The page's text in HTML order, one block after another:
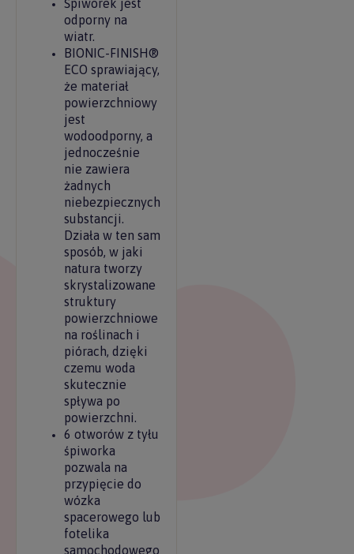
Śpiworek jest
odporny na
wiatr.
BIONIC-FINISH®
ECO sprawiający,
że materiał
powierzchniowy
jest
wodoodporny, a
jednocześnie
nie zawiera
żadnych
niebezpiecznych
substancji.
Działa w ten sam
sposób, w jaki
natura tworzy
skrystalizowane
struktury
powierzchniowe
na roślinach i
piórach, dzięki
czemu woda
skutecznie
spływa po
powierzchni.
6 otworów z tyłu
śpiworka
pozwala na
przypięcie do
wózka
spacerowego lub
fotelika
samochodowego